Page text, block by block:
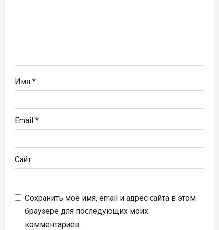
я
Имя *
Email *
Сайт
Сохранить моё имя, email и адрес сайта в этом
браузере для последующих моих
комментариев.